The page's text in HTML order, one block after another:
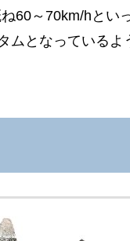
60～70km/hとい
ムとなっているよ